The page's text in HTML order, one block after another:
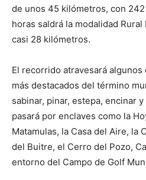
de unos 45 kilómetros, con
horas saldrá la modalidad
casi 28 kilómetros.
El recorrido atravesará
más destacados del término
sabinar, pinar, estepa, encinar
pasará por enclaves como la
Matamulas, la Casa del Aire, la
del Buitre, el Cerro del Pozo,
entorno del Campo de Golf